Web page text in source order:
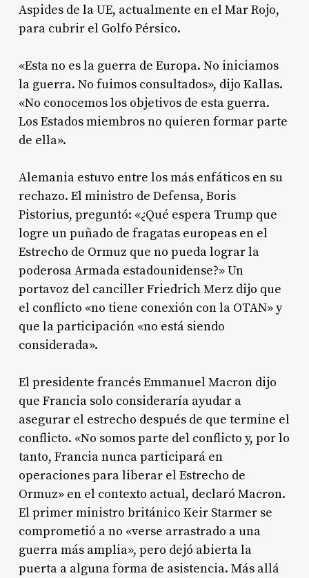
Aspides de la UE, actualmente en el Mar Rojo,
para cubrir el Golfo Pérsico.
«Esta no es la guerra de Europa. No iniciamos
la guerra. No fuimos consultados», dijo Kallas.
«No conocemos los objetivos de esta guerra.
Los Estados miembros no quieren formar parte
de ella».
Alemania estuvo entre los más enfáticos en su
rechazo. El ministro de Defensa, Boris
Pistorius, preguntó: «¿Qué espera Trump que
logre un puñado de fragatas europeas en el
Estrecho de Ormuz que no pueda lograr la
poderosa Armada estadounidense?» Un
portavoz del canciller Friedrich Merz dijo que
el conflicto «no tiene conexión con la OTAN» y
que la participación «no está siendo
considerada».
El presidente francés Emmanuel Macron dijo
que Francia solo consideraría ayudar a
asegurar el estrecho después de que termine el
conflicto. «No somos parte del conflicto y, por lo
tanto, Francia nunca participará en
operaciones para liberar el Estrecho de
Ormuz» en el contexto actual, declaró Macron.
El primer ministro británico Keir Starmer se
comprometió a no «verse arrastrado a una
guerra más amplia», pero dejó abierta la
puerta a alguna forma de asistencia. Más allá